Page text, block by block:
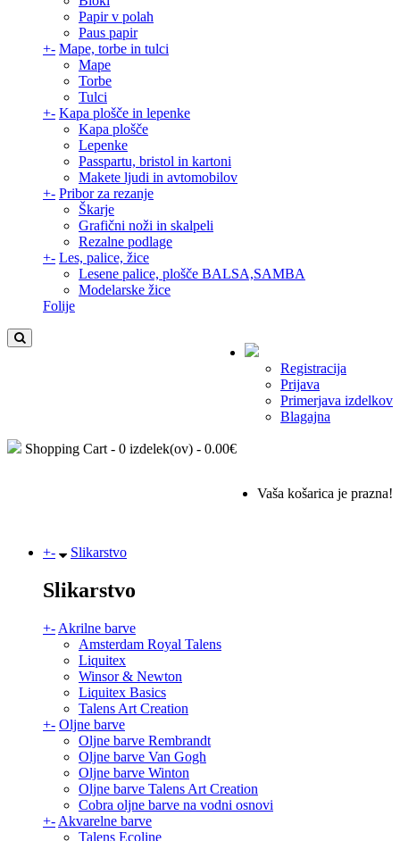
Papir v polah
Paus papir
+- Mape, torbe in tulci
Mape
Torbe
Tulci
+- Kapa plošče in lepenke
Kapa plošče
Lepenke
Passpartu, bristol in kartoni
Makete ljudi in avtomobilov
+- Pribor za rezanje
Škarje
Grafični noži in skalpeli
Rezalne podlage
+- Les, palice, žice
Lesene palice, plošče BALSA,SAMBA
Modelarske žice
Folije
Registracija
Prijava
Primerjava izdelkov
Blagajna
Shopping Cart - 0 izdelek(ov) - 0.00€
Vaša košarica je prazna!
+- Slikarstvo
Slikarstvo
+- Akrilne barve
Amsterdam Royal Talens
Liquitex
Winsor & Newton
Liquitex Basics
Talens Art Creation
+- Oljne barve
Oljne barve Rembrandt
Oljne barve Van Gogh
Oljne barve Winton
Oljne barve Talens Art Creation
Cobra oljne barve na vodni osnovi
+- Akvarelne barve
Talens Ecoline